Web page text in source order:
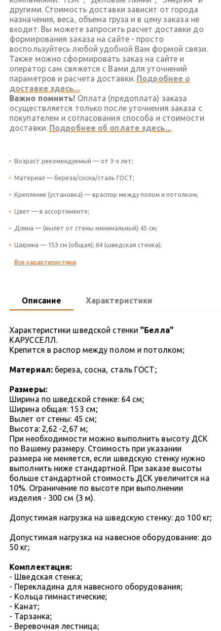
другими. Стоимость доставки зависит от города
назначения, веса, объема груза и в цену заказа не
входит. Вы можете запросить расчет доставки до
формирования заказа на сайте - просто
воспользуйтесь любой удобной Вам формой связи.
Также можно сформировать заказ на сайте и
оператор сам свяжется с Вами для уточнений
параметров и расчета доставки. Подробнее о
доставке здесь...
Важно помнить! Оплата (предоплата) заказа
осуществляется только после уточнения заказа с
покупателем и согласования способа и стоимости
доставки. Подробнее об оплате здесь...
Возраст рекомендуемый — от 3-х лет;
Материал — береза/сосна/сталь ГОСТ;
Крепление (установка) — враспор между полом и потолком;
Цвет — в ассортименте;
Длина — (вылет от стены минимальный) 45 см;
Ширина — 153 см (общая); 64 (шведская стенка);
Все характеристики
Описание Характеристики
Характеристики шведской стенки "Белла"
КАРУССЕЛЛ.
Крепится в распор между полом и потолком;
Материал:береза, сосна, сталь ГОСТ;
Размеры:
Ширина по шведской стенке: 64 см;
Ширина общая: 153 см;
Вылет от стены: 45 см;
Высота: 2,62 -2,67 м;
При необходимости можно выполнить высоту ДСК
по Вашему размеру. Стоимость при указании
размера не меняется, если шведскую стенку нужно
выполнить ниже стандартной. При заказе высоты
больше стандартной стоимость ДСК увеличится на
10%. Ограничение по высоте при выполнении
изделия - 300 см (3 м).
Допустимая нагрузка на шведскую стенку: до 100 кг;
Допустимая нагрузка на навесное оборудование: до
50 кг;
Комплектация:
- Шведская стенка;
- Перекладина для навесного оборудования;
- Кольца гимнастические;
- Канат;
- Тарзанка;
- Веревочная лестница;